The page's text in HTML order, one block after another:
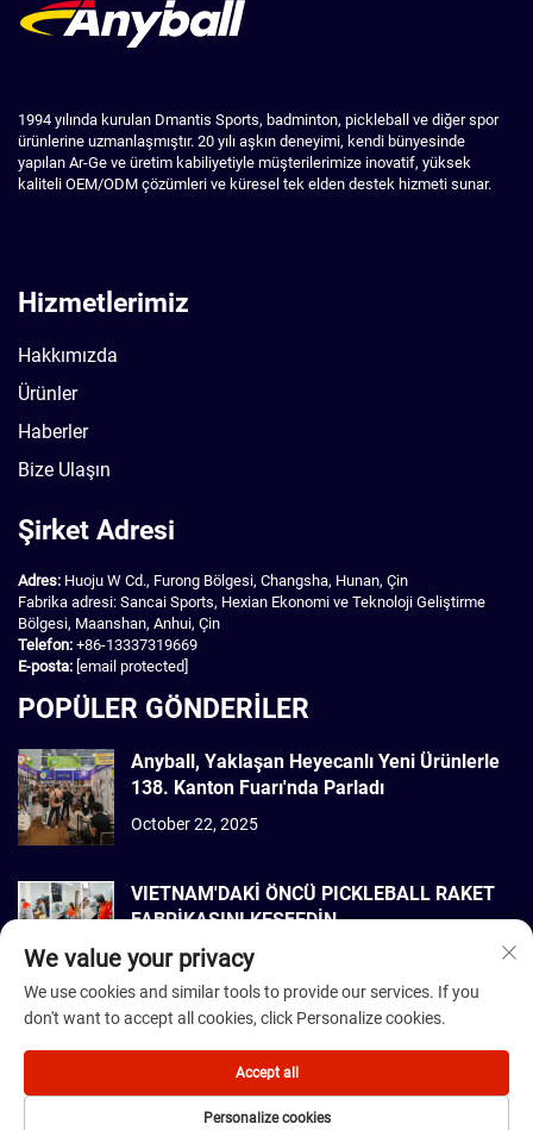
1994 yılında kurulan Dmantis Sports, badminton, pickleball ve diğer spor
ürünlerine uzmanlaşmıştır. 20 yılı aşkın deneyimi, kendi bünyesinde
yapılan Ar-Ge ve üretim kabiliyetiyle müşterilerimize inovatif, yüksek
kaliteli OEM/ODM çözümleri ve küresel tek elden destek hizmeti sunar.
Hizmetlerimiz
Hakkımızda
Ürünler
Haberler
Bize Ulaşın
Şirket Adresi
Adres: Huoju W Cd., Furong Bölgesi, Changsha, Hunan, Çin
Fabrika adresi: Sancai Sports, Hexian Ekonomi ve Teknoloji Geliştirme
Bölgesi, Maanshan, Anhui, Çin
Telefon: +86-13337319669
E-posta: [email protected]
POPÜLER GÖNDERİLER
Anyball, Yaklaşan Heyecanlı Yeni Ürünlerle
138. Kanton Fuarı'nda Parladı
October 22, 2025
VIETNAM'DAKİ ÖNCÜ PICKLEBALL RAKET
FABRİKASINI KEŞFEDİN
September 22, 2025
Telif Hakkı © 2026 Dmantis Sports Goods Co., Ltd. Beijing Tüm hakları
saklıdır. - Gizlilik Politikası
We value your privacy
We use cookies and similar tools to provide our services. If you
don't want to accept all cookies, click Personalize cookies.
Personalize cookies
Accept all